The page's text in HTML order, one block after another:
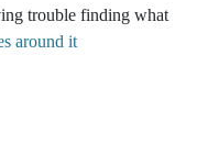
trouble finding what
around it